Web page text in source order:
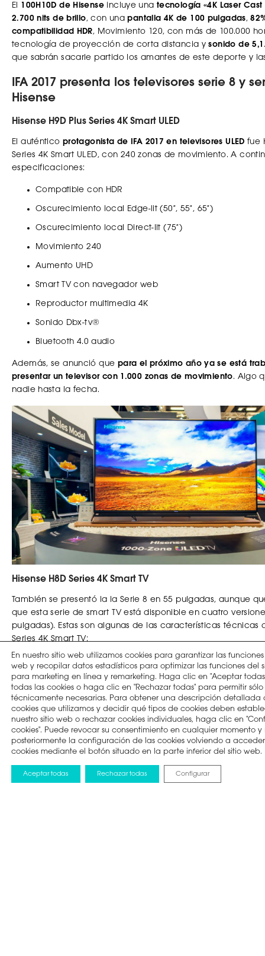
El 100H10D de Hisenseincluye una tecnología «4K Laser Cast
2.700 nits de brillo, con unapantalla 4K de 100 pulgadas,
compatibilidad HDR, Movimiento 120, con más de 100.000
tecnología de proyección de corta distancia ysonido de 5,1
que sabrán sacarle partido los amantes de este deporte y
IFA 2017 presenta los televisores serie 8 y
Hisense
Hisense H9D Plus Series 4K Smart ULED
El auténtico protagonista de IFA 2017 en televisores ULED fue
Series 4K Smart ULED, con 240 zonas de movimiento. A
especificaciones:
Compatible con HDR
Oscurecimiento local Edge-lit (50″, 55″, 65″)
Oscurecimiento local Direct-lit (75″)
Movimiento 240
Aumento UHD
Smart TV con navegador web
Reproductor multimedia 4K
Sonido Dbx-tv®
Bluetooth 4.0 audio
Además, se anunció que para el próximo año ya se está
presentar un televisor con 1.000 zonas de movimiento. Algo
nadie hasta la fecha.
Hisense H8D Series 4K Smart TV
También se presentó la la Serie 8 en 55 pulgadas, aunque
que esta serie de smart TV está disponible en cuatro
pulgadas). Estas son algunas de las características técnicas
Series 4K Smart TV:
Compatible con HDR
Oscurecimiento local Direct-lit
Movimiento 120
Aumento UHD
Smart TV con navegador web
Reproductor multimedia 4K
Sonido Dbx-tv
En nuestro sitio web utilizamos cookies para garantizar las
web y recopilar datos estadísticos para optimizar las funciones del
para marketing en línea y remarketing. Haga clic en "Aceptar
todas las cookies o haga clic en "Rechazar todas" para permitir sólo
técnicamente necesarias. Para obtener una descripción detallada
cookies que utilizamos y decidir qué tipos de cookies deben
nuestro sitio web o rechazar cookies individuales, haga clic en
cookies". Puede revocar su consentimiento en cualquier momento
posteriormente la configuración de las cookies volviendo a
cookies mediante el botón situado en la parte inferior del sitio web.
Aceptar todas Rechazar todas Configurar